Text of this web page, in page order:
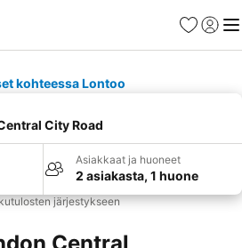
Suosikit
kohteessa Lontoo
City Road
Asiakkaat ja huoneet
2 asiakasta, 1 huone
järjestykseen